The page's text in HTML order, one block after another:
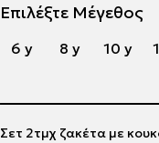
Επιλέξτε Μέγεθος
6 y 8 y 10 y
Σετ 2τμχ ζακέτα με